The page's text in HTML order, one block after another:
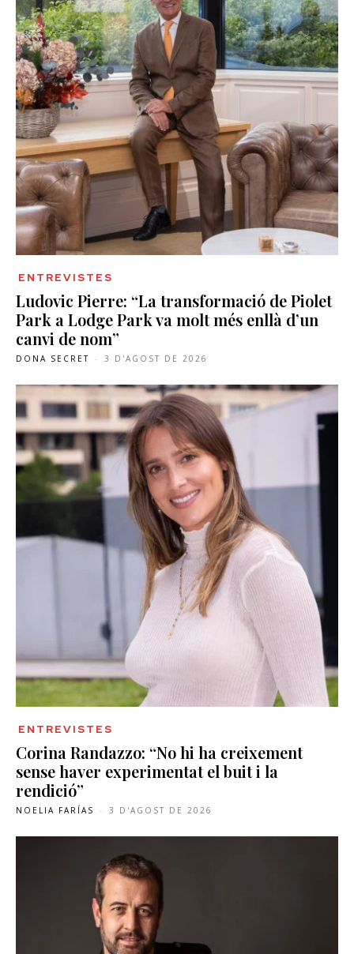
ENTREVISTES
Ludovic Pierre: “La transformació de Piolet
Park a Lodge Park va molt més enllà d’un
canvi de nom”
DONA SECRET - 3 D'AGOST DE 2026
ENTREVISTES
Corina Randazzo: “No hi ha creixement
sense haver experimentat el buit i la
rendició”
NOELIA FARÍAS - 3 D'AGOST DE 2026